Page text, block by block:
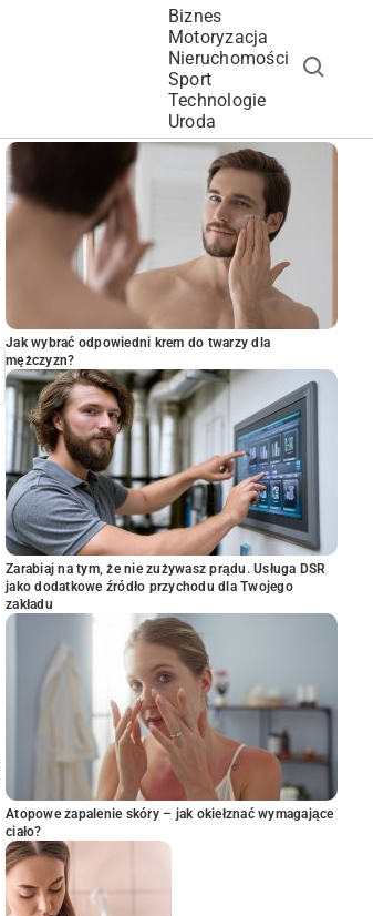
Biznes
Motoryzacja
Nieruchomości
Sport
Technologie
Uroda
POPULARNE ARTYKUŁY
Jak wybrać odpowiedni krem do twarzy dla
mężczyzn?
Zarabiaj na tym, że nie zużywasz prądu. Usługa DSR
jako dodatkowe źródło przychodu dla Twojego
zakładu
Atopowe zapalenie skóry – jak okiełznać wymagające
ciało?